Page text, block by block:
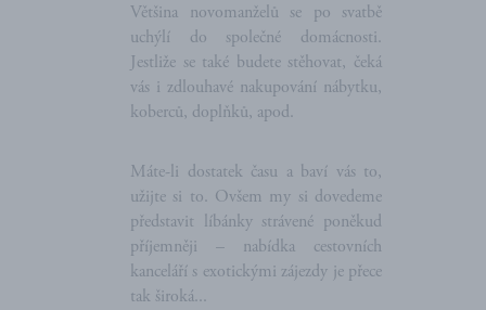
Většina novomanželů se po svatbě
uchýlí do společné domácnosti.
Jestliže se také budete stěhovat, čeká
vás i zdlouhavé nakupování nábytku,
koberců, doplňků, apod.
Máte-li dostatek času a baví vás to,
užijte si to. Ovšem my si dovedeme
představit líbánky strávené poněkud
příjemněji – nabídka cestovních
kanceláří s exotickými zájezdy je přece
tak široká...